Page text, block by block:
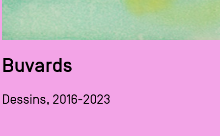
Buvards
Dessins, 2016-2023